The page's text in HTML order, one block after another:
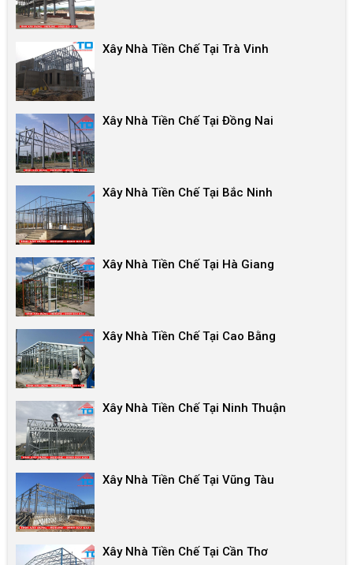
Xây Nhà Tiền Chế Tại Trà Vinh
Xây Nhà Tiền Chế Tại Đồng Nai
Xây Nhà Tiền Chế Tại Bắc Ninh
Xây Nhà Tiền Chế Tại Hà Giang
Xây Nhà Tiền Chế Tại Cao Bằng
Xây Nhà Tiền Chế Tại Ninh Thuận
Xây Nhà Tiền Chế Tại Vũng Tàu
Xây Nhà Tiền Chế Tại Cần Thơ